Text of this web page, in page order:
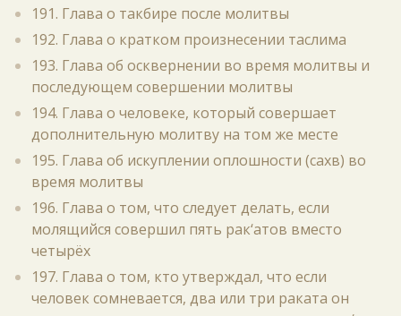
191. Глава о такбире после молитвы
192. Глава о кратком произнесении таслима
193. Глава об осквернении во время молитвы и
последующем совершении молитвы
194. Глава о человеке, который совершает
дополнительную молитву на том же месте
195. Глава об искуплении оплошности (сахв) во
время молитвы
196. Глава о том, что следует делать, если
молящийся совершил пять рак‘атов вместо
четырёх
197. Глава о том, кто утверждал, что если
человек сомневается, два или три раката он